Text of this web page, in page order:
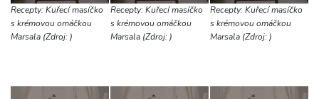
Recepty: Kuřecí masíčko
s krémovou omáčkou
Marsala (Zdroj: )
Recepty: Kuřecí masíčko
s krémovou omáčkou
Marsala (Zdroj: )
Recepty: Kuřecí masíčko
s krémovou omáčkou
Marsala (Zdroj: )